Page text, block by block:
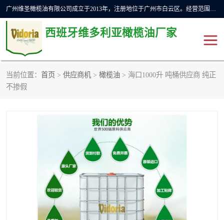
广州维圣橄榄油有限公司成立于2013年，注册地位于广州市白云区。经营范围包括饲料原料销售;畜牧渔业饲料销售;化妆品批发;贸易经纪;食品进出口等，主要产品有：橄榄果渣油，橄榄油，纯橄榄油等。
西班牙维多利亚橄榄油厂家
当前位置： 首页 > 供应商机 > 橄榄油 > 海口1000升 吨桶供应商 纯正
不掺假
橄榄油